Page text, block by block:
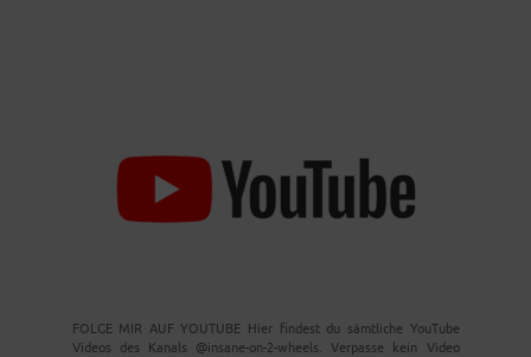
FOLGE MIR AUF YOUTUBE Hier findest du sämtliche YouTube
Videos des Kanals @insane-on-2-wheels. Verpasse kein Video